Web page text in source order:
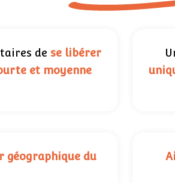
de se libérer
et moyenne
géographique du